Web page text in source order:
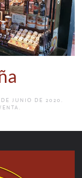
DE JUNIO DE 2020 .
.